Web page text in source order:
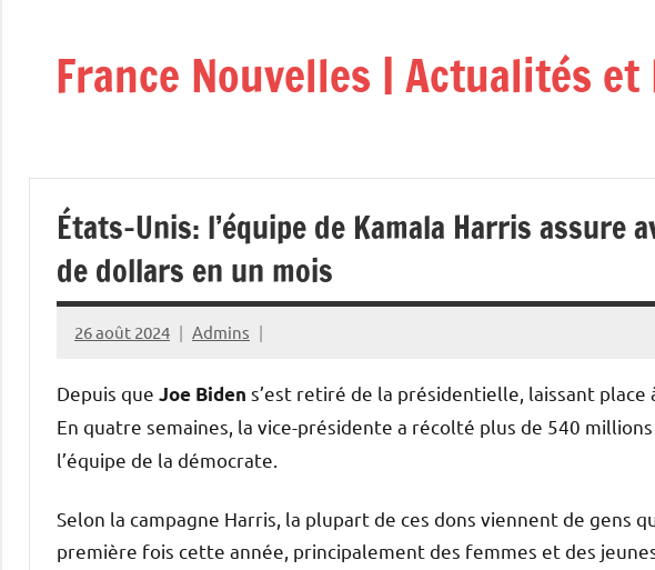
contenuFrance Nouvelles | Actualités
États-Unis: l’équipe de Kamala Harris
de dollars en un mois
26 août 2024 Admins
Depuis que Joe Biden s’est retiré de la présidentielle, laissant place
En quatre semaines, la vice-présidente a récolté plus de 540
l’équipe de la démocrate.
Selon la campagne Harris, la plupart de ces dons viennent de gens
première fois cette année, principalement des femmes et des